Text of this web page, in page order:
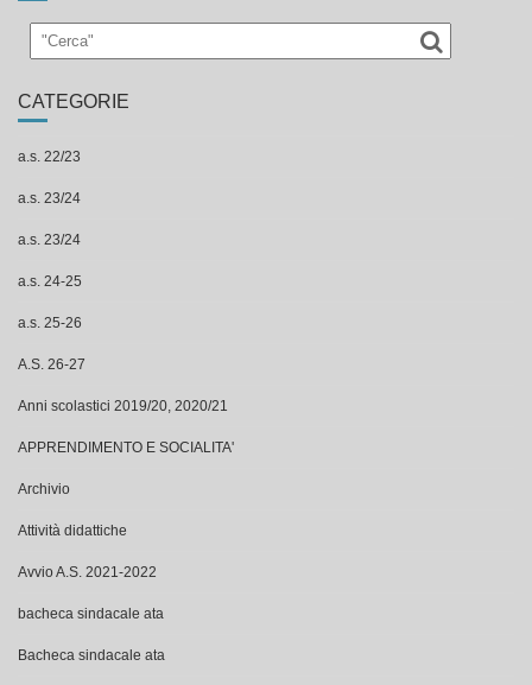
CATEGORIE
a.s. 22/23
a.s. 23/24
a.s. 23/24
a.s. 24-25
a.s. 25-26
A.S. 26-27
Anni scolastici 2019/20, 2020/21
APPRENDIMENTO E SOCIALITA'
Archivio
Attività didattiche
Avvio A.S. 2021-2022
bacheca sindacale ata
Bacheca sindacale ata